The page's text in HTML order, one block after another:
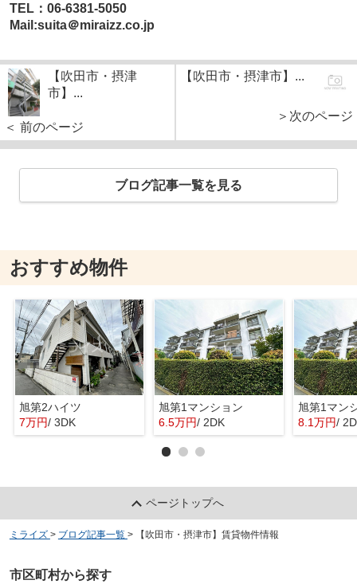
TEL：06-6381-5050
Mail:suita＠miraizz.co.jp
【吹田市・摂津
市】...
＜ 前のページ
【吹田市・摂津市】...
＞次のページ
ブログ記事一覧を見る
おすすめ物件
旭第2ハイツ
7万円/ 3DK
旭第1マンション
6.5万円/ 2DK
旭第1マン
8.1万円/
ページトップへ
ミライズ > ブログ記事一覧 > 【吹田市・摂津市】賃貸物件情報
市区町村から探す